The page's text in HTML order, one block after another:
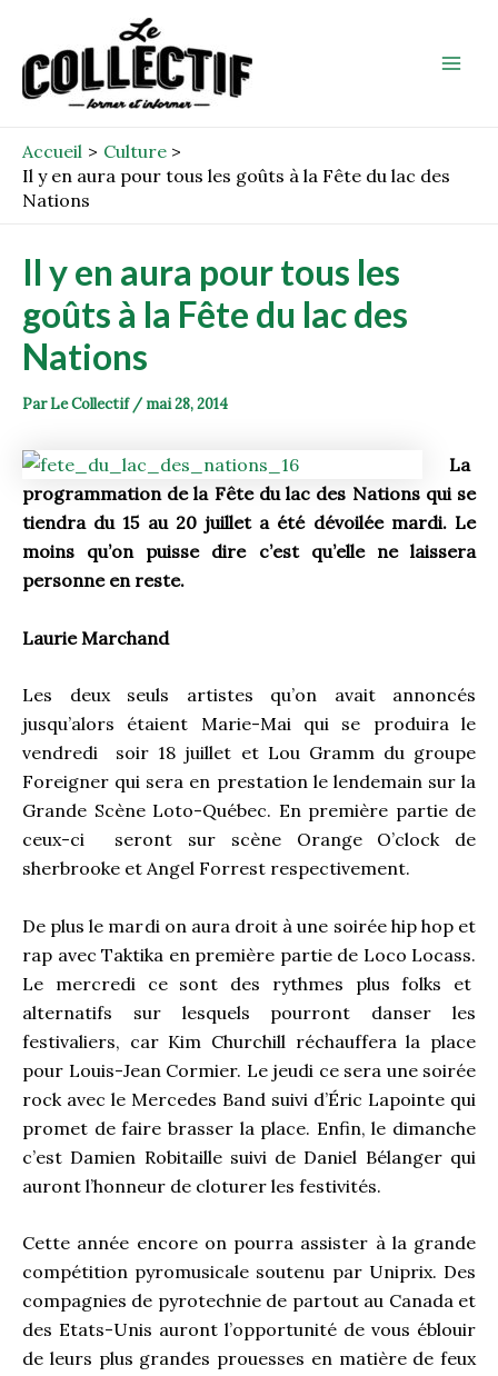
contenu
Accueil
Culture
Il y en aura pour tous les goûts à la Fête du lac des
Nations
Il y en aura pour tous les
goûts à la Fête du lac des
Nations
ParLe Collectif / mai 28, 2014
La
programmation de la Fête du lac des Nations qui se
tiendra du 15 au 20 juillet a été dévoilée mardi. Le
moins qu’on puisse dire c’est qu’elle ne laissera
personne en reste.
Laurie Marchand
Les deux seuls artistes qu’on avait annoncés
jusqu’alors étaient Marie-Mai qui se produira le
vendredi soir 18 juillet et Lou Gramm du groupe
Foreigner qui sera en prestation le lendemain sur la
Grande Scène Loto-Québec. En première partie de
ceux-ci seront sur scène Orange O’clock de
sherbrooke et Angel Forrest respectivement.
De plus le mardi on aura droit à une soirée hip hop et
rap avec Taktika en première partie de Loco Locass.
Le mercredi ce sont des rythmes plus folks et
alternatifs sur lesquels pourront danser les
festivaliers, car Kim Churchill réchauffera la place
pour Louis-Jean Cormier. Le jeudi ce sera une soirée
rock avec le Mercedes Band suivi d’Éric Lapointe qui
promet de faire brasser la place. Enfin, le dimanche
c’est Damien Robitaille suivi de Daniel Bélanger qui
auront l’honneur de cloturer les festivités.
Cette année encore on pourra assister à la grande
compétition pyromusicale soutenu par Uniprix. Des
compagnies de pyrotechnie de partout au Canada et
des Etats-Unis auront l’opportunité de vous éblouir
de leurs plus grandes prouesses en matière de feux
navigation